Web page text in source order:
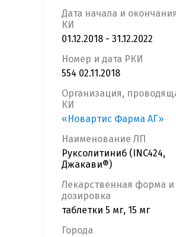
Дата начала и окончания
КИ
01.12.2018 - 31.12.2022
Номер и дата РКИ
554 02.11.2018
Организация,
КИ
«Новартис Фарма АГ»
Наименование ЛП
Руксолитиниб (INC424,
Джакави®)
Лекарственная форма и
дозировка
таблетки 5 мг, 15 мг
Города